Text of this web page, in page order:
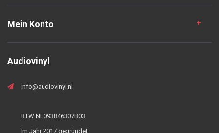
Mein Konto
Audiovinyl
info@audiovinyl.nl
BTW NL093846307B03
Im Jahr 2017 gegründet